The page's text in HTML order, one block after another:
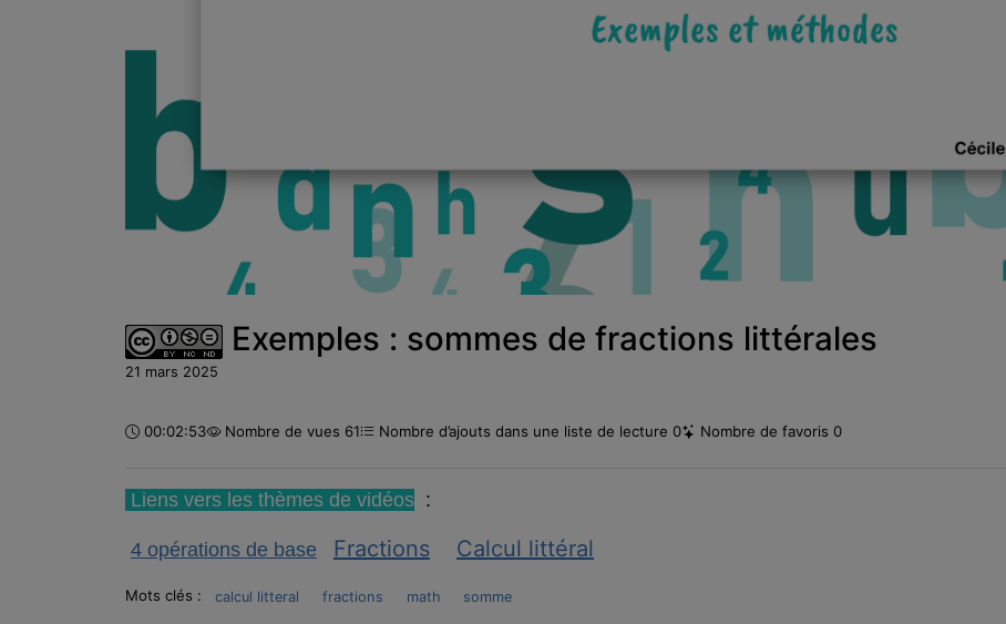
la
Exemples : sommes de fractions littérales
21 mars 2025
Durée :
00:02:53 Nombre de vues 61 Nombre d’ajouts dans une liste de lecture 0 Nombre de favoris 0
Liens vers les thèmes de vidéos :
4 opérations de base Fractions Calcul littéral
Mots clés : calcul litteral fractions math somme